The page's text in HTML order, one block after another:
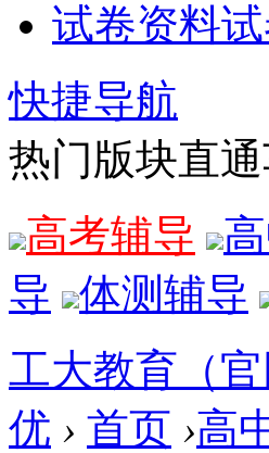
试卷资料
快捷导航
热门版块直
高考辅导
导
体测辅导
工大教育（
优 › 首页 ›高